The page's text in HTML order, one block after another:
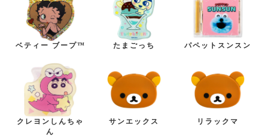
ベティー ブープ™ たまごっち パペットスンスン
クレヨンしんちゃ
ん
サンエックス リラックマ